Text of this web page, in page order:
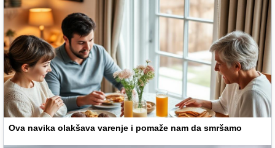
Ova navika olakšava varenje i pomaže nam da smršamo